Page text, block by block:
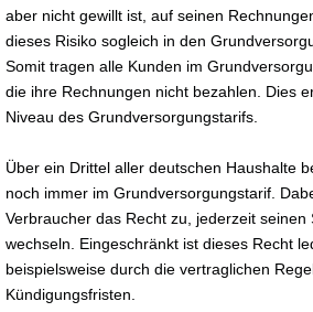
aber nicht gewillt ist, auf seinen
dieses Risiko sogleich in den
Somit tragen alle Kunden im
die ihre Rechnungen nicht bezahlen. Dies
Niveau des Grundversorgungstarifs.
Über ein Drittel aller deutschen Haushalte
noch immer im Grundversorgungstarif.
Verbraucher das Recht zu, jederzeit seinen
wechseln. Eingeschränkt ist dieses Recht
beispielsweise durch die vertraglichen
Kündigungsfristen.